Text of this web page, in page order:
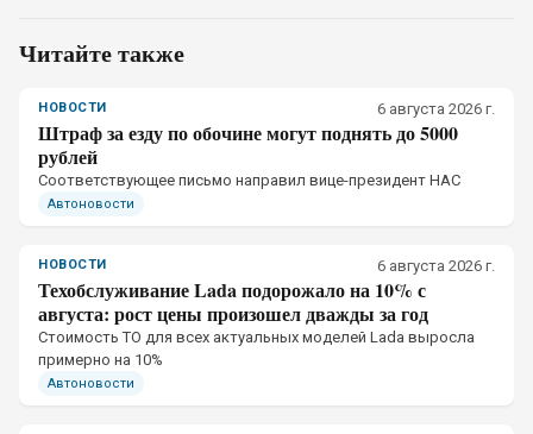
Читайте также
НОВОСТИ 6 августа 2026 г.
Штраф за езду по обочине могут поднять до 5000
рублей
Соответствующее письмо направил вице-президент НАС
Автоновости
НОВОСТИ 6 августа 2026 г.
Техобслуживание Lada подорожало на 10% с
августа: рост цены произошел дважды за год
Стоимость ТО для всех актуальных моделей Lada выросла
примерно на 10%
Автоновости